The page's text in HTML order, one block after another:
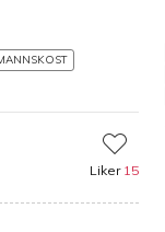
Liker 15